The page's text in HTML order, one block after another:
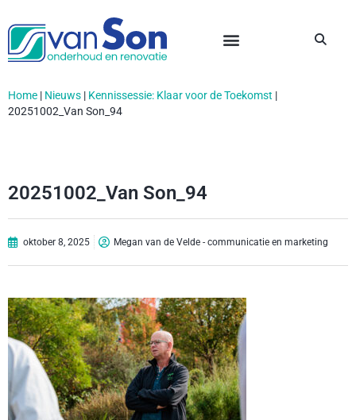
Home | Nieuws | Kennissessie: Klaar voor de Toekomst |
20251002_Van Son_94
20251002_Van Son_94
oktober 8, 2025 Megan van de Velde - communicatie en marketing